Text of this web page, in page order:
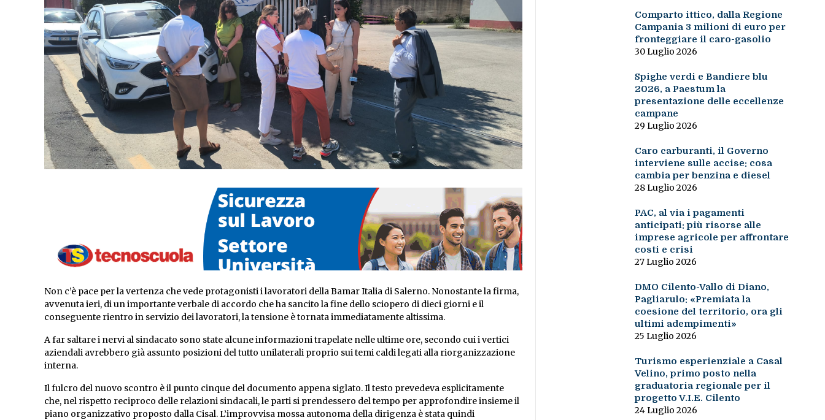
Non c’è pace per la vertenza che vede protagonisti i lavoratori della Bamar Italia di Salerno. Nonostante la firma,
avvenuta ieri, di un importante verbale di accordo che ha sancito la fine dello sciopero di dieci giorni e il
conseguente rientro in servizio dei lavoratori, la tensione è tornata immediatamente altissima.
A far saltare i nervi al sindacato sono state alcune informazioni trapelate nelle ultime ore, secondo cui i vertici
aziendali avrebbero già assunto posizioni del tutto unilaterali proprio sui temi caldi legati alla riorganizzazione
interna.
Il fulcro del nuovo scontro è il punto cinque del documento appena siglato. Il testo prevedeva esplicitamente
che, nel rispetto reciproco delle relazioni sindacali, le parti si prendessero del tempo per approfondire insieme il
piano organizzativo proposto dalla Cisal. L’improvvisa mossa autonoma della dirigenza è stata quindi
Comparto ittico, dalla Regione
Campania 3 milioni di euro per
fronteggiare il caro-gasolio
30 Luglio 2026
Spighe verdi e Bandiere blu
2026, a Paestum la
presentazione delle eccellenze
campane
29 Luglio 2026
Caro carburanti, il Governo
interviene sulle accise: cosa
cambia per benzina e diesel
28 Luglio 2026
PAC, al via i pagamenti
anticipati: più risorse alle
imprese agricole per affrontare
costi e crisi
27 Luglio 2026
DMO Cilento-Vallo di Diano,
Pagliarulo: «Premiata la
coesione del territorio, ora gli
ultimi adempimenti»
25 Luglio 2026
Turismo esperienziale a Casal
Velino, primo posto nella
graduatoria regionale per il
progetto V.I.E. Cilento
24 Luglio 2026